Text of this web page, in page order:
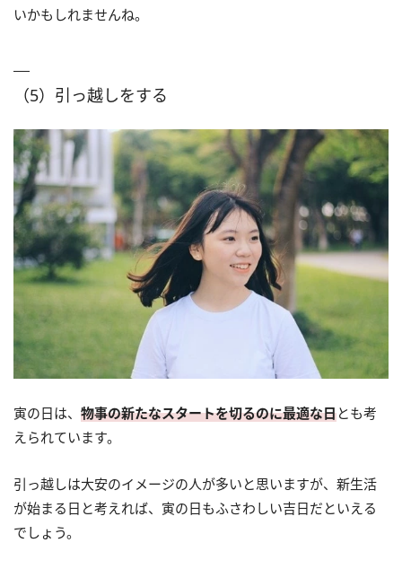
いかもしれませんね。
（5）引っ越しをする
寅の日は、 物事の新たなスタートを切るのに最適な日とも考
えられています。
引っ越しは大安のイメージの人が多いと思いますが、新生活
が始まる日と考えれば、寅の日もふさわしい吉日だといえる
でしょう。